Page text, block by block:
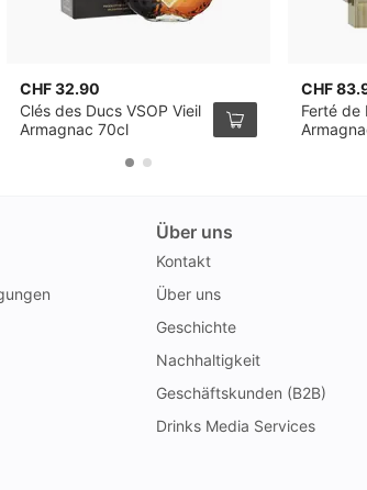
CHF 32.90
Clés des Ducs VSOP Vieil
Armagnac 70cl
CHF
Ferté de
Über uns
Kontakt
Über uns
Geschichte
Nachhaltigkeit
Geschäftskunden (B2B)
Drinks Media Services